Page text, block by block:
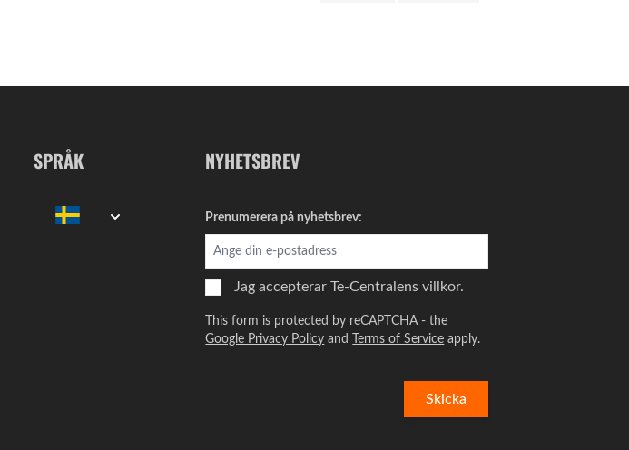
SPRÅK NYHETSBREV
Prenumerera på nyhetsbrev:
Jag accepterar Te-Centralens villkor.
This form is protected by reCAPTCHA - the
Google Privacy Policy and Terms of Service apply.
Skicka